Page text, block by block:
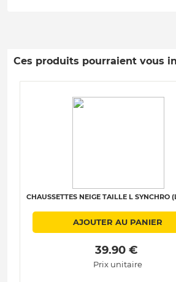
Ces produits pourraient vous
CHAUSSETTES NEIGE TAILLE L SYNCHRO
AJOUTER AU PANIER
39.90 €
Prix unitaire